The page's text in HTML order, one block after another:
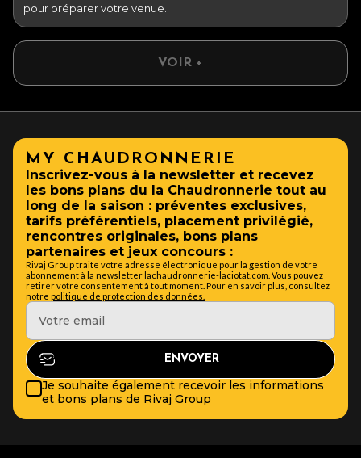
pour préparer votre venue.
VOIR +
MY CHAUDRONNERIE
Inscrivez-vous à la newsletter et recevez
les bons plans du la Chaudronnerie tout au
long de la saison : préventes exclusives,
tarifs préférentiels, placement privilégié,
rencontres originales, bons plans
partenaires et jeux concours :
Rivaj Group traite votre adresse électronique pour la gestion de votre
abonnement à la newsletter lachaudronnerie-laciotat.com. Vous pouvez
retirer votre consentement à tout moment. Pour en savoir plus, consultez
notre politique de protection des données.
Je souhaite également recevoir les informations
et bons plans de Rivaj Group